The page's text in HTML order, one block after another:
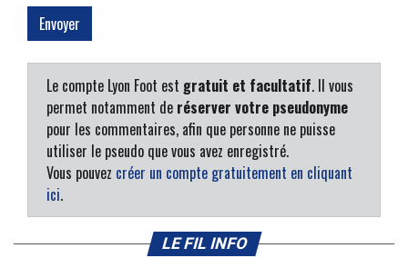
Le compte Lyon Foot est gratuit et facultatif. Il vous
permet notamment de réserver votre pseudonyme
pour les commentaires, afin que personne ne puisse
utiliser le pseudo que vous avez enregistré.
Vous pouvez créer un compte gratuitement en cliquant
ici.
LE FIL INFO